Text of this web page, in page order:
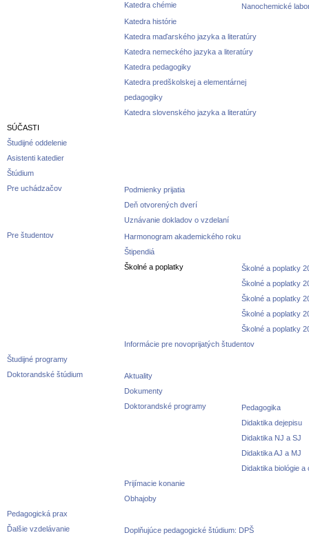
Katedra chémie
Nanochemické
Katedra histórie
Katedra maďarského jazyka a literatúry
Katedra nemeckého jazyka a literatúry
Katedra pedagogiky
Katedra predškolskej a elementárnej
pedagogiky
Katedra slovenského jazyka a literatúry
SÚČASTI
Študijné oddelenie
Asistenti katedier
Štúdium
Pre uchádzačov
Podmienky prijatia
Deň otvorených dverí
Uznávanie dokladov o vzdelaní
Pre študentov
Harmonogram akademického roku
Štipendiá
Školné a poplatky
Školné a poplatky
Školné a poplatky
Školné a poplatky
Školné a poplatky
Školné a poplatky
Informácie pre novoprijatých študentov
Študijné programy
Doktorandské štúdium
Aktuality
Dokumenty
Doktorandské programy
Pedagogika
Didaktika dejepisu
Didaktika NJ a SJ
Didaktika AJ a MJ
Didaktika biológie a
Prijímacie konanie
Obhajoby
Pedagogická prax
Ďalšie vzdelávanie
Doplňujúce pedagogické štúdium: DPŠ